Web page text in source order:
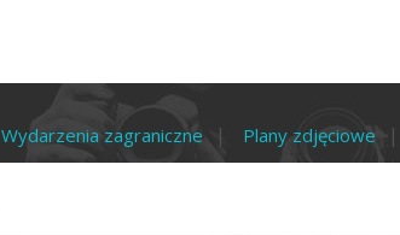
Wydarzenia zagraniczne Plany zdjęciowe